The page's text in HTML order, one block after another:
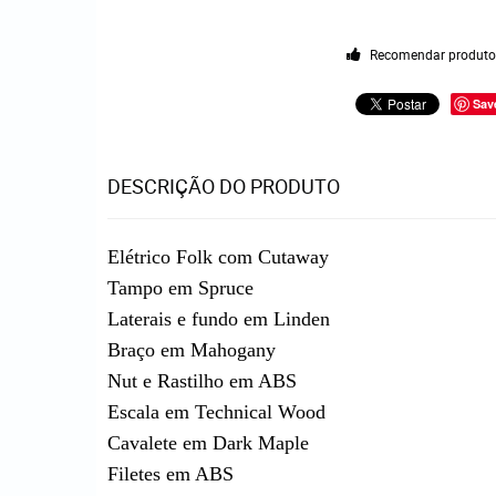
Recomendar produto
DESCRIÇÃO DO PRODUTO
Elétrico Folk com Cutaway
Tampo em Spruce
Laterais e fundo em Linden
Braço em Mahogany
Nut e Rastilho em ABS
Escala em Technical Wood
Cavalete em Dark Maple
Filetes em ABS